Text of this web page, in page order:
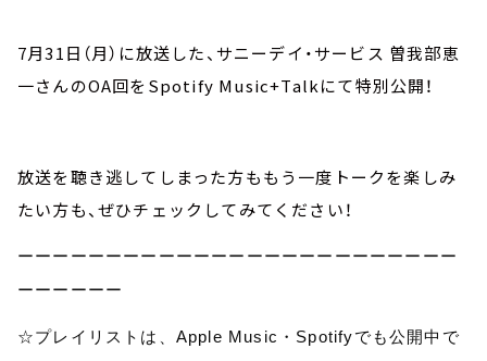
7月31日（月）に放送した、サニーデイ・サービス 曽我部恵
一さんのOA回をSpotify Music+Talkにて特別公開！
放送を聴き逃してしまった方ももう一度トークを楽しみ
たい方も、ぜひチェックしてみてください！
ーーーーーーーーーーーーーーーーーーーーーーーーー
ーーーーーー
☆プレイリストは、Apple Music・Spotifyでも公開中で